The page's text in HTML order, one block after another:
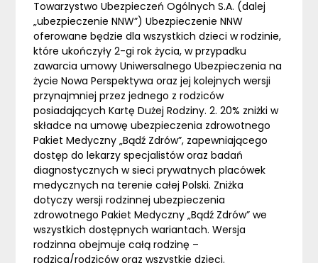
Towarzystwo Ubezpieczeń Ogólnych S.A. (dalej
„ubezpieczenie NNW”) Ubezpieczenie NNW
oferowane będzie dla wszystkich dzieci w rodzinie,
które ukończyły 2-gi rok życia, w przypadku
zawarcia umowy Uniwersalnego Ubezpieczenia na
życie Nowa Perspektywa oraz jej kolejnych wersji
przynajmniej przez jednego z rodziców
posiadających Kartę Dużej Rodziny. 2. 20% zniżki w
składce na umowę ubezpieczenia zdrowotnego
Pakiet Medyczny „Bądź Zdrów”, zapewniającego
dostęp do lekarzy specjalistów oraz badań
diagnostycznych w sieci prywatnych placówek
medycznych na terenie całej Polski. Zniżka
dotyczy wersji rodzinnej ubezpieczenia
zdrowotnego Pakiet Medyczny „Bądź Zdrów” we
wszystkich dostępnych wariantach. Wersja
rodzinna obejmuje całą rodzinę –
rodzica/rodziców oraz wszystkie dzieci.